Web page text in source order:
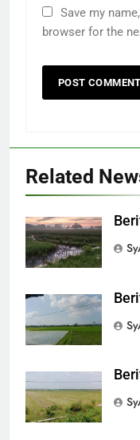
Save my
browser for the
Related